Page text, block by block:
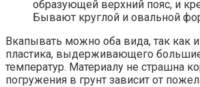
образующей верхний пояс, и
Бывают круглой и овальной
Вкапывать можно оба вида, так как
пластика, выдерживающего
температур. Материалу не страшна
погружения в грунт зависит от